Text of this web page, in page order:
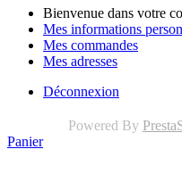
Bienvenue dans votre
Mes informations
Mes commandes
Mes adresses
Déconnexion
Powered By
Panier